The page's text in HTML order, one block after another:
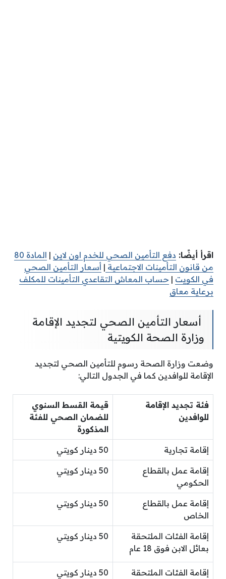
اقرأ أيضًا: دفع التأمين الصحي للخدم اون لاين |
المادة 80
من قانون التأمينات الاجتماعية | أسعار التأمين الصحي
في الكويت | حساب المعاش التقاعدي التأمينات للمكلف
برعاية معاق
أسعار التأمين الصحي لتجديد الإقامة
وزارة الصحة الكويتية
وضعت وزارة الصحة رسوم للتأمين الصحي لتجديد
الإقامة للوافدين كما في الجدول التالي:
فئة تجديد الإقامة
للوافدين
قيمة القسط السنوي
للضمان الصحي للفئة
المذكورة
إقامة تجارية 50 دينار كويتي
إقامة عمل بالقطاع
الحكومي
50 دينار كويتي
إقامة عمل بالقطاع
الخاص
50 دينار كويتي
إقامة الفئات الملتحقة
بعائل الابن فوق 18 عام
50 دينار كويتي
إقامة الفئات الملتحقة
50 دينار كويتي